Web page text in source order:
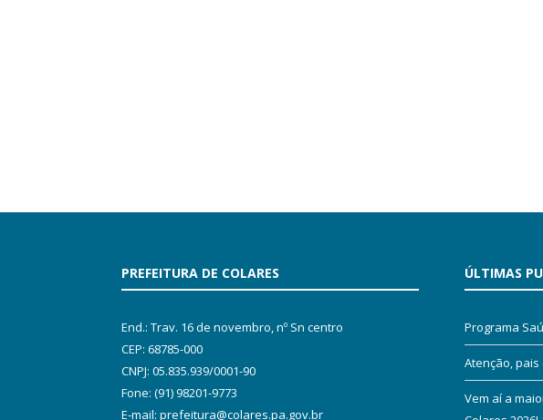
PREFEITURA DE COLARES
End.: Trav. 16 de novembro, nº Sn centro
CEP: 68785-000
CNPJ: 05.835.939/0001-90
Fone: (91) 98201-9773
E-mail: prefeitura@colares.pa.gov.br
ÚLTIMAS
Programa
Atenção,
Vem aí a